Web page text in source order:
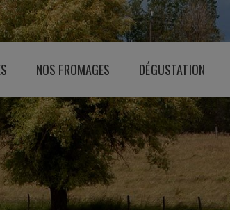
NOS FROMAGES DÉGUSTATION